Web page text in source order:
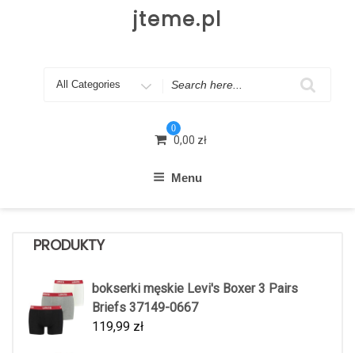
jteme.pl
Search
0
0,00 zł
Menu
PRODUKTY
bokserki męskie Levi's Boxer 3 Pairs
Briefs 37149-0667
119,99 zł